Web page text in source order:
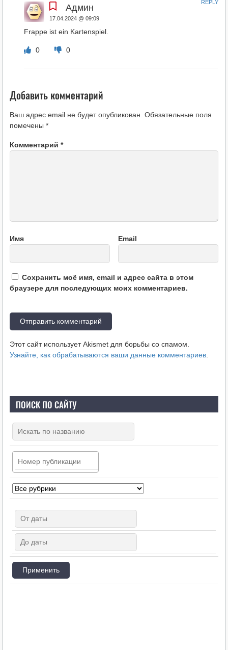
Админ
17.04.2024 @ 09:09
Frappe ist ein Kartenspiel.
0 0
REPLY
Добавить комментарий
Ваш адрес email не будет опубликован. Обязательные поля
помечены *
Комментарий *
Имя Email
Сохранить моё имя, email и адрес сайта в этом
браузере для последующих моих комментариев.
Этот сайт использует Akismet для борьбы со спамом.
Узнайте, как обрабатываются ваши данные комментариев.
ПОИСК ПО САЙТУ